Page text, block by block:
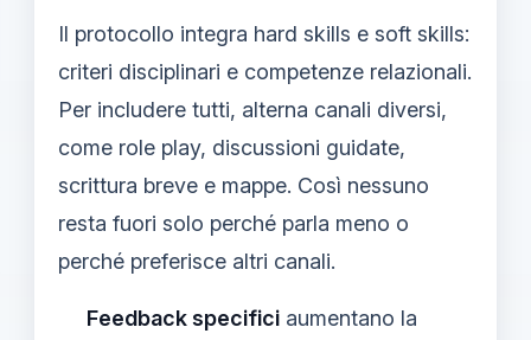
Il protocollo integra hard skills e soft skills:
criteri disciplinari e competenze relazionali.
Per includere tutti, alterna canali diversi,
come role play, discussioni guidate,
scrittura breve e mappe. Così nessuno
resta fuori solo perché parla meno o
perché preferisce altri canali.
Feedback specifici aumentano la